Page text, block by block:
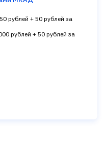
рублей + 50 рублей за
рублей + 50 рублей за